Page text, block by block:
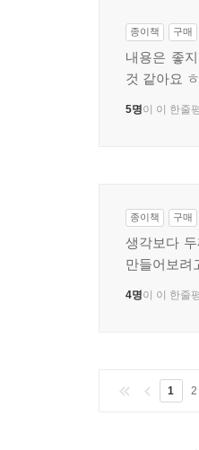
종이책 구매
내용은 좋
것 같아요
5명이 이 한줄
종이책 구매
생각보다
만들어보려
4명이 이 한줄
1 2